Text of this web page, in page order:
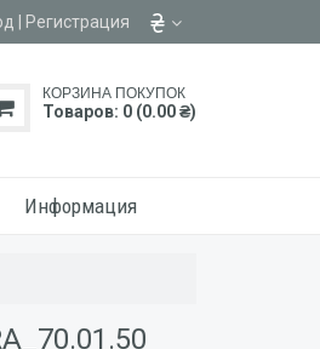
Регистрация
КОРЗИНА ПОКУПОК
Товаров: 0 (0.00 ₴)
Информация